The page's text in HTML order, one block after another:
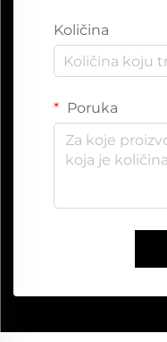
Količina
Poruka